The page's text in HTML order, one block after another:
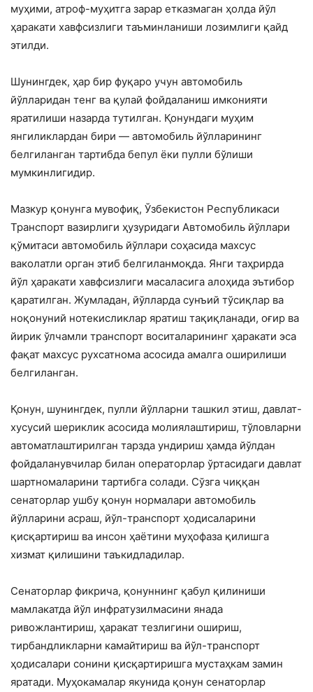
муҳими, атроф-муҳитга зарар етказмаган ҳолда йўл
ҳаракати хавфсизлиги таъминланиши лозимлиги қайд
этилди.
Шунингдек, ҳар бир фуқаро учун автомобиль
йўлларидан тенг ва қулай фойдаланиш имконияти
яратилиши назарда тутилган. Қонундаги муҳим
янгиликлардан бири — автомобиль йўлларининг
белгиланган тартибда бепул ёки пулли бўлиши
мумкинлигидир.
Мазкур қонунга мувофиқ, Ўзбекистон Республикаси
Транспорт вазирлиги ҳузуридаги Автомобиль йўллари
қўмитаси автомобиль йўллари соҳасида махсус
ваколатли орган этиб белгиланмоқда. Янги таҳрирда
йўл ҳаракати хавфсизлиги масаласига алоҳида эътибор
қаратилган. Жумладан, йўлларда сунъий тўсиқлар ва
ноқонуний нотекисликлар яратиш тақиқланади, оғир ва
йирик ўлчамли транспорт воситаларининг ҳаракати эса
фақат махсус рухсатнома асосида амалга оширилиши
белгиланган.
Қонун, шунингдек, пулли йўлларни ташкил этиш, давлат-
хусусий шериклик асосида молиялаштириш, тўловларни
автоматлаштирилган тарзда ундириш ҳамда йўлдан
фойдаланувчилар билан операторлар ўртасидаги давлат
шартномаларини тартибга солади. Сўзга чиққан
сенаторлар ушбу қонун нормалари автомобиль
йўлларини асраш, йўл-транспорт ҳодисаларини
қисқартириш ва инсон ҳаётини муҳофаза қилишга
хизмат қилишини таъкидладилар.
Сенаторлар фикрича, қонуннинг қабул қилиниши
мамлакатда йўл инфратузилмасини янада
ривожлантириш, ҳаракат тезлигини ошириш,
тирбандликларни камайтириш ва йўл-транспорт
ҳодисалари сонини қисқартиришга мустаҳкам замин
яратади. Муҳокамалар якунида қонун сенаторлар